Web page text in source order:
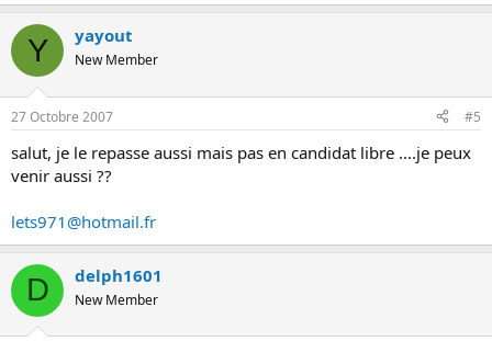
Y yayout
New Member
27 Octobre 2007 #5
salut, je le repasse aussi mais pas en candidat libre ....je peux
venir aussi ??
lets971@hotmail.fr
D delph1601
New Member